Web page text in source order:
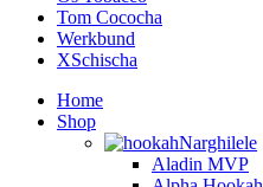
Tom Cococha
Werkbund
XSchischa
Home
Shop
Narghilele
Aladin MVP